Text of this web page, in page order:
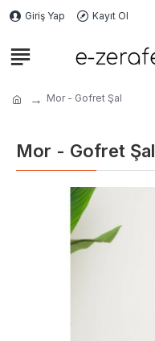
Giriş Yap Kayıt Ol
Mor - Gofret Şal
Mor - Gofret Şal